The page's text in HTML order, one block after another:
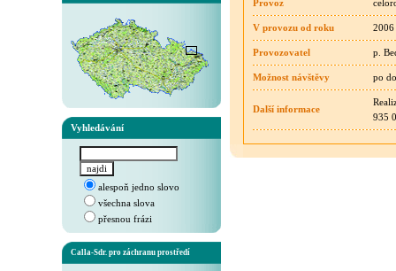
Vyhledávání
alespoň jedno slovo
všechna slova
přesnou frázi
Calla-Sdr. pro záchranu prostředí
Provoz
V provozu od roku 2006
Provozovatel p.
Možnost návštěvy po
Další informace
935